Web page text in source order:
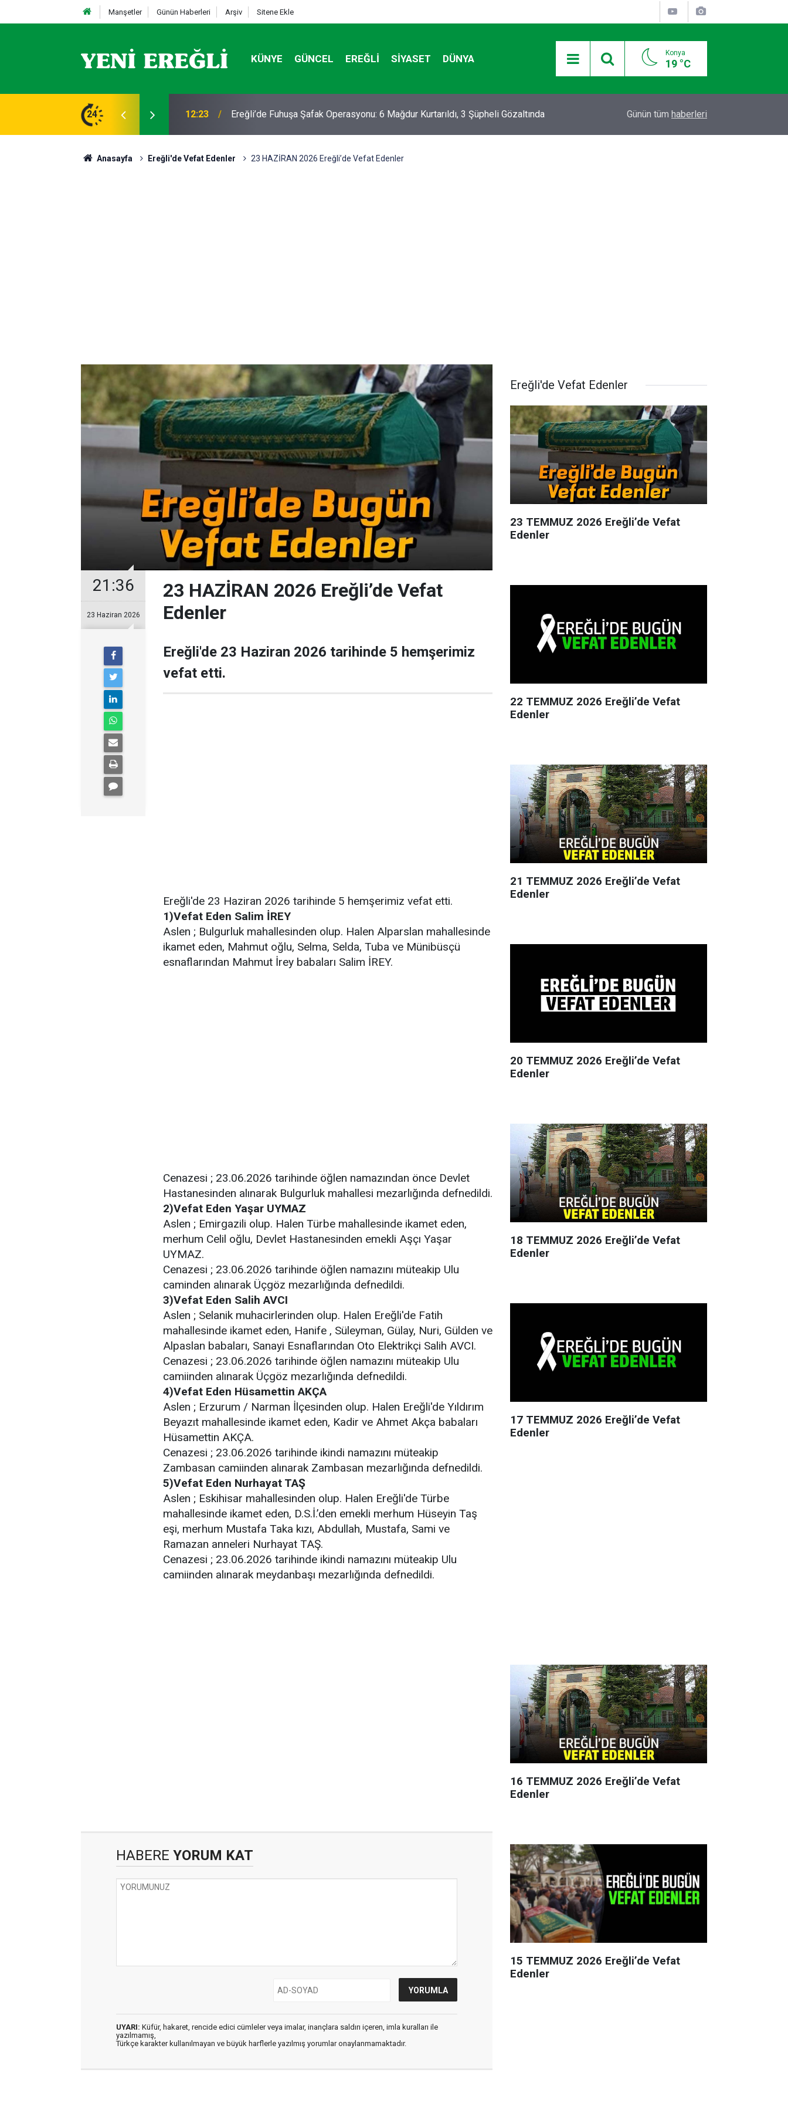
Manşetler Günün Haberleri Arşiv Sitene Ekle
KÜNYE GÜNCEL EREĞLI SIYASET DÜNYA Konya
19 °C
24
6 Mağdur Kurtarıldı, 3 Şüpheli Gözaltında 11:26 05 AĞUSTOS 2026 Tarihinde Ereğli’de Vefat Edenler ŞAHESTE HOTAMIŞ VEFAT ETTİ
Günün tüm haberleri
Anasayfa Ereğli'de Vefat Edenler 23 HAZİRAN 2026 Ereğli’de Vefat Edenler
21:36
23 Haziran 2026
23 HAZİRAN 2026 Ereğli’de Vefat
Edenler
Ereğli'de 23 Haziran 2026 tarihinde 5 hemşerimiz
vefat etti.
Ereğli'de 23 Haziran 2026 tarihinde 5 hemşerimiz vefat etti.
1)Vefat Eden Salim İREY
Aslen ; Bulgurluk mahallesinden olup. Halen Alparslan mahallesinde
ikamet eden, Mahmut oğlu, Selma, Selda, Tuba ve Münibüsçü
esnaflarından Mahmut İrey babaları Salim İREY.
Cenazesi ; 23.06.2026 tarihinde öğlen namazından önce Devlet
Hastanesinden alınarak Bulgurluk mahallesi mezarlığında defnedildi.
2)Vefat Eden Yaşar UYMAZ
Aslen ; Emirgazili olup. Halen Türbe mahallesinde ikamet eden,
merhum Celil oğlu, Devlet Hastanesinden emekli Aşçı Yaşar
UYMAZ.
Cenazesi ; 23.06.2026 tarihinde öğlen namazını müteakip Ulu
caminden alınarak Üçgöz mezarlığında defnedildi.
3)Vefat Eden Salih AVCI
Aslen ; Selanik muhacirlerinden olup. Halen Ereğli'de Fatih
mahallesinde ikamet eden, Hanife , Süleyman, Gülay, Nuri, Gülden ve
Alpaslan babaları, Sanayi Esnaflarından Oto Elektrikçi Salih AVCI.
Cenazesi ; 23.06.2026 tarihinde öğlen namazını müteakip Ulu
camiinden alınarak Üçgöz mezarlığında defnedildi.
4)Vefat Eden Hüsamettin AKÇA
Aslen ; Erzurum / Narman İlçesinden olup. Halen Ereğli'de Yıldırım
Beyazıt mahallesinde ikamet eden, Kadir ve Ahmet Akça babaları
Hüsamettin AKÇA.
Cenazesi ; 23.06.2026 tarihinde ikindi namazını müteakip
Zambasan camiinden alınarak Zambasan mezarlığında defnedildi.
5)Vefat Eden Nurhayat TAŞ
Aslen ; Eskihisar mahallesinden olup. Halen Ereğli'de Türbe
mahallesinde ikamet eden, D.S.İ.’den emekli merhum Hüseyin Taş
eşi, merhum Mustafa Taka kızı, Abdullah, Mustafa, Sami ve
Ramazan anneleri Nurhayat TAŞ.
Cenazesi ; 23.06.2026 tarihinde ikindi namazını müteakip Ulu
camiinden alınarak meydanbaşı mezarlığında defnedildi.
HABERE YORUM KAT
UYARI: Küfür, hakaret, rencide edici cümleler veya imalar, inançlara saldırı içeren, imla kuralları ile
yazılmamış,
Türkçe karakter kullanılmayan ve büyük harflerle yazılmış yorumlar onaylanmamaktadır.
Ereğli'de Vefat Edenler
23 TEMMUZ 2026 Ereğli’de Vefat
Edenler
22 TEMMUZ 2026 Ereğli’de Vefat
Edenler
21 TEMMUZ 2026 Ereğli’de Vefat
Edenler
20 TEMMUZ 2026 Ereğli’de Vefat
Edenler
18 TEMMUZ 2026 Ereğli’de Vefat
Edenler
17 TEMMUZ 2026 Ereğli’de Vefat
Edenler
16 TEMMUZ 2026 Ereğli’de Vefat
Edenler
15 TEMMUZ 2026 Ereğli’de Vefat
Edenler